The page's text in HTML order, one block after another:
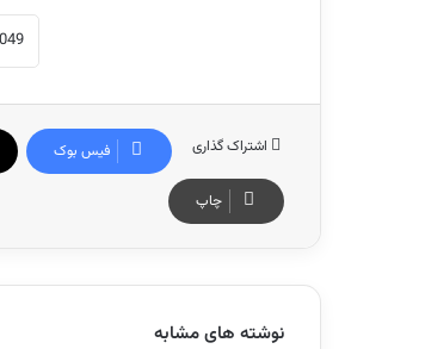
اشتراک گذاری فیس بوک
چاپ
نوشته های مشابه